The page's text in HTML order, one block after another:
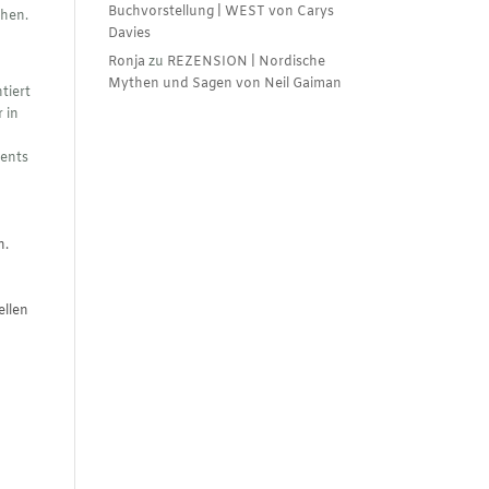
in
Buchvorstellung | WEST von Carys
Davies
Ronja zu REZENSION | Nordische
Mythen und Sagen von Neil Gaiman